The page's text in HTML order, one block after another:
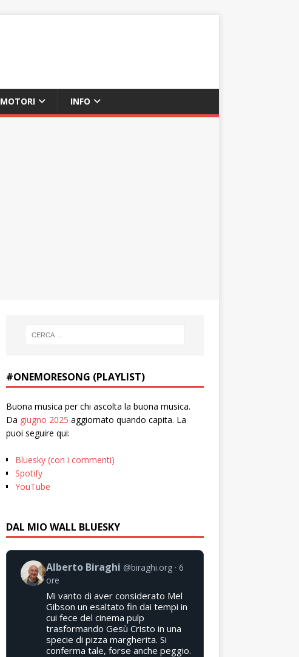
MOTORI INFO
#ONEMORESONG (PLAYLIST)
Buona musica per chi ascolta la buona musica.
Da giugno 2025 aggiornato quando capita. La
puoi seguire qui:
Bluesky (con i commenti)
Spotify
YouTube
DAL MIO WALL BLUESKY
Alberto Biraghi @biraghi.org 6
ore
Mi vanto di aver considerato Mel
Gibson un esaltato fin dai tempi in
cui fece del cinema pulp
trasformando Gesù Cristo in una
specie di pizza margherita. Si
conferma tale, forse anche peggio.